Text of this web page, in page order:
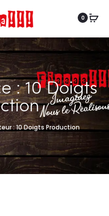
0
:10 Doigts
:10 Doigts Production